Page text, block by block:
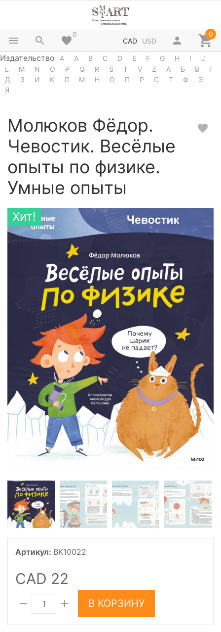
0
CAD USD
0
Издательство 4 A B C D E F G H I
J
L
M N O P Q R S T V Z А Б В
Г
Д
З И К Л М Н О П Р С Т Ф
Э
Я
Молюков Фёдор.
Чевостик. Весёлые
опыты по физике.
Умные опыты
Хит!
Артикул: BK10022
CAD 22
В КОРЗИНУ